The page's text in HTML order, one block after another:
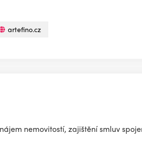
artefino.cz
nemovitostí, zajištění smluv